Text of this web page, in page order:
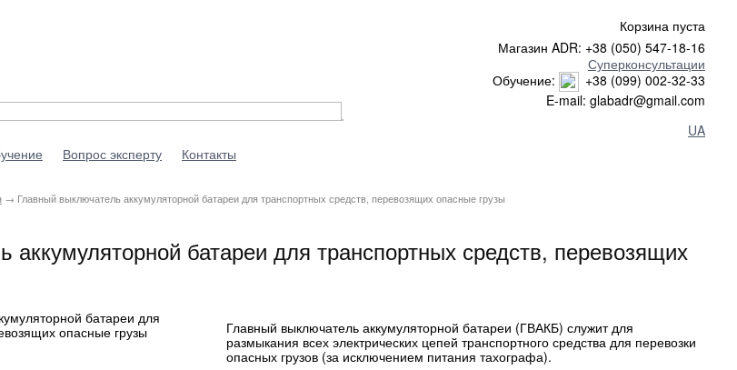
Магазин ADR: +38 (050) 547-18-16
Суперконсультации
Обучение:
+38 (099) 002-32-33
E-mail: glabadr@gmail.com
UA
Вопрос эксперту Контакты
Корзина пуста
→ Главный выключатель аккумуляторной батареи для транспортных средств, перевозящих опасные грузы
аккумуляторной батареи для транспортных средств, перевозящих
Главный выключатель аккумуляторной батареи (ГВАКБ) служит для
размыкания всех электрических цепей транспортного средства для перевозки
опасных грузов (за исключением питания тахографа).